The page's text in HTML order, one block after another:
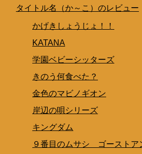
タイトル名（か～こ）のレビュー
かげきしょうじょ！！
KATANA
学園ベビーシッターズ
きのう何食べた？
金色のマビノギオン
岸辺の唄シリーズ
キングダム
９番目のムサシ ゴーストア